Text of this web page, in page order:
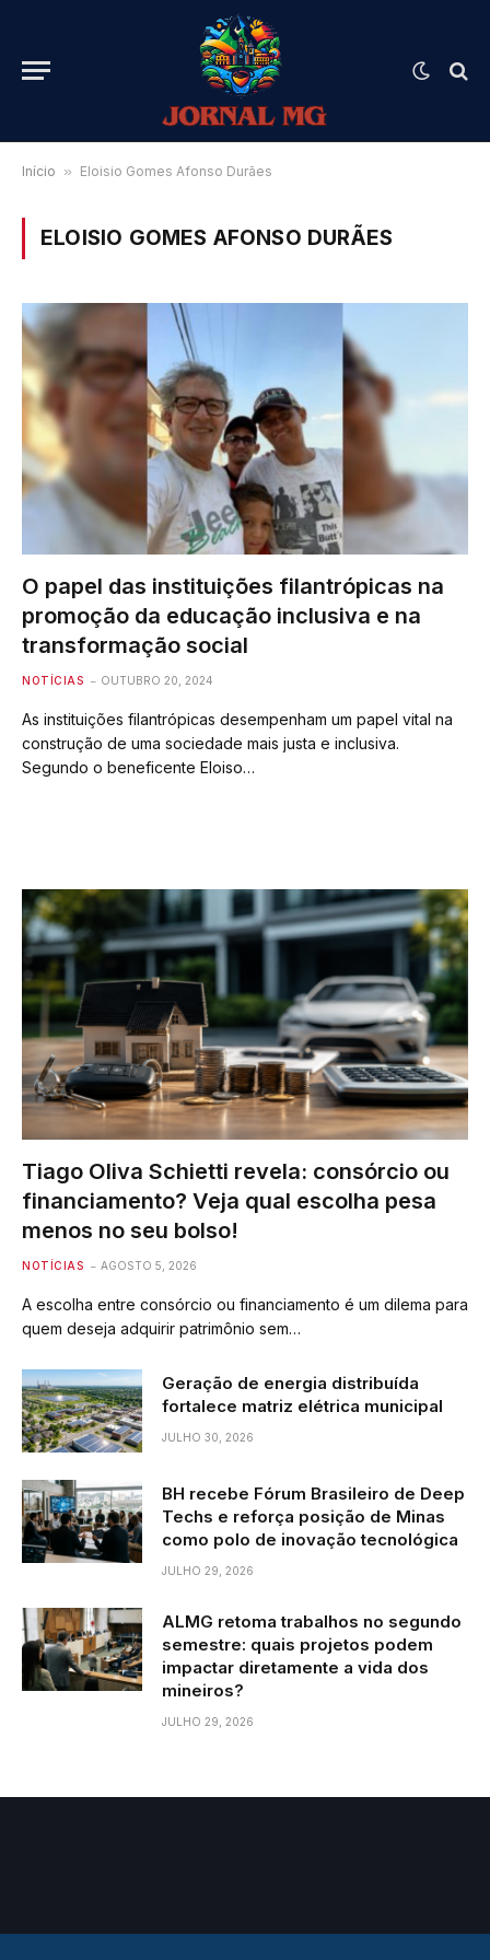
Início » Eloisio Gomes Afonso Durães
ELOISIO GOMES AFONSO DURÃES
O papel das instituições filantrópicas na
promoção da educação inclusiva e na
transformação social
NOTÍCIAS OUTUBRO 20, 2024
As instituições filantrópicas desempenham um papel vital na
construção de uma sociedade mais justa e inclusiva.
Segundo o beneficente Eloiso…
Tiago Oliva Schietti revela: consórcio ou
financiamento? Veja qual escolha pesa
menos no seu bolso!
NOTÍCIAS AGOSTO 5, 2026
A escolha entre consórcio ou financiamento é um dilema para
quem deseja adquirir patrimônio sem…
Geração de energia distribuída
fortalece matriz elétrica municipal
JULHO 30, 2026
BH recebe Fórum Brasileiro de Deep
Techs e reforça posição de Minas
como polo de inovação tecnológica
JULHO 29, 2026
ALMG retoma trabalhos no segundo
semestre: quais projetos podem
impactar diretamente a vida dos
mineiros?
JULHO 29, 2026